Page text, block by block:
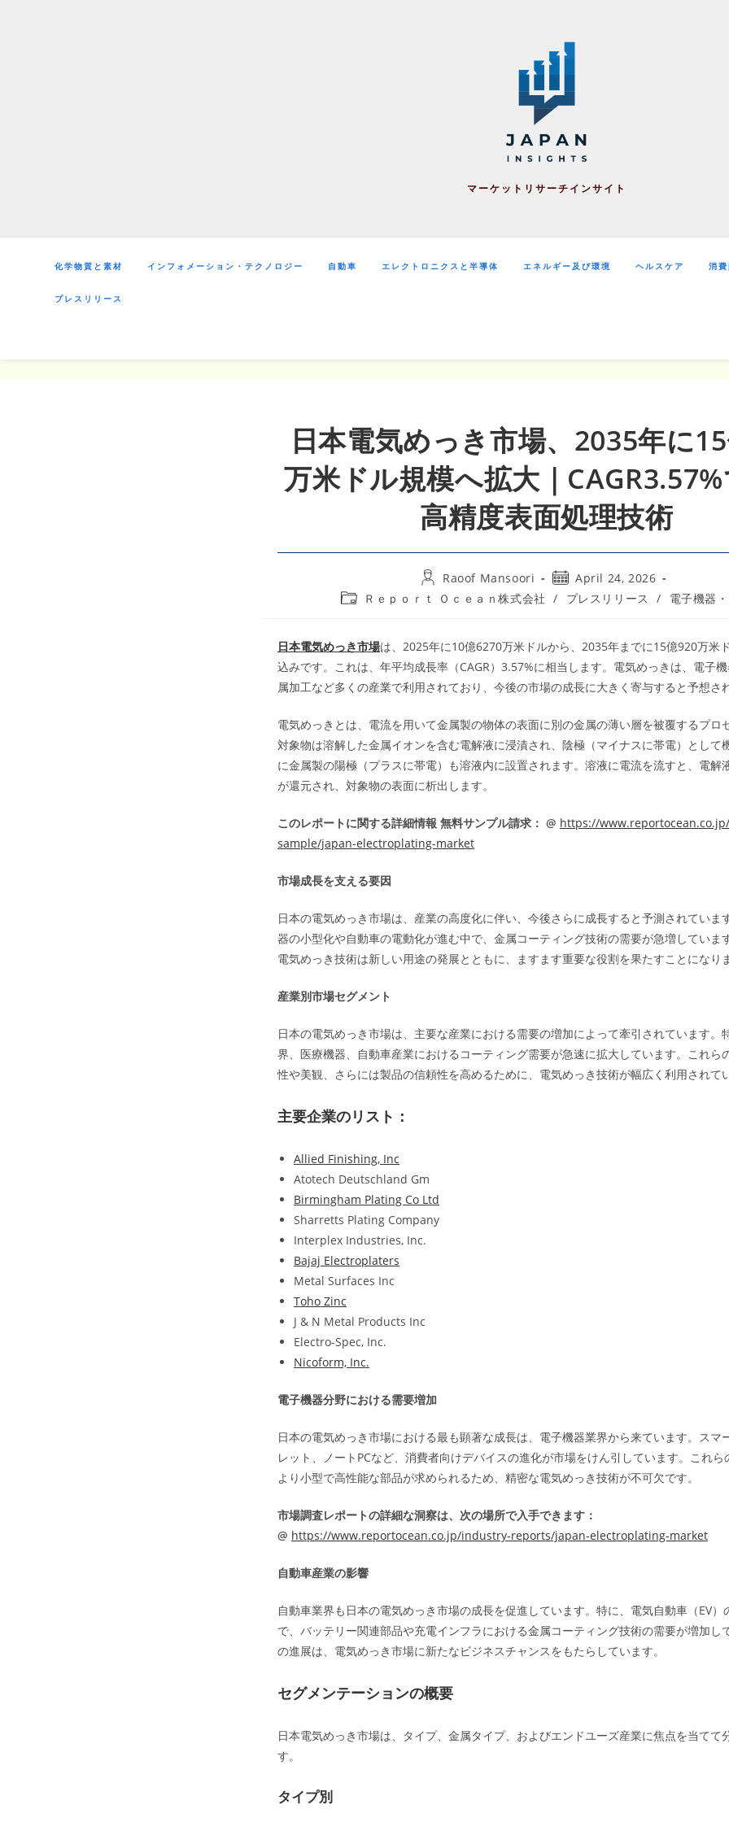
マーケットリサーチインサイト
化学物質と素材 インフォメーション・テクノロジー 自動車 エレクトロニクスと半導体 エネルギー及び環境 ヘルスケア 消費
プレスリリース
日本電気めっき市場、2035年に
万米ドル規模へ拡大｜
高精度表面処理技術
Post
author:
Raoof Mansoori
Post
published:
April 24, 2026
Post Ｒｅｐｏｒｔ Ｏｃｅａｎ株式会社 / プレスリリース / 電子機器
日本電気めっき市場は、2025年に10億6270万米ドルから、2035年までに15億920万米
込みです。これは、年平均成長率（CAGR）3.57%に相当します。電気めっきは、電子
属加工など多くの産業で利用されており、今後の市場の成長に大きく寄与すると予想さ
電気めっきとは、電流を用いて金属製の物体の表面に別の金属の薄い層を被覆するプロ
対象物は溶解した金属イオンを含む電解液に浸漬され、陰極（マイナスに帯電）として
に金属製の陽極（プラスに帯電）も溶液内に設置されます。溶液に電流を流すと、電解
が還元され、対象物の表面に析出します。
このレポートに関する詳細情報 無料サンプル請求： @ https://
sample/japan-electroplating-market
市場成長を支える要因
日本の電気めっき市場は、産業の高度化に伴い、今後さらに成長すると予測されていま
器の小型化や自動車の電動化が進む中で、金属コーティング技術の需要が急増していま
電気めっき技術は新しい用途の発展とともに、ますます重要な役割を果たすことになりま
産業別市場セグメント
日本の電気めっき市場は、主要な産業における需要の増加によって牽引されています。
界、医療機器、自動車産業におけるコーティング需要が急速に拡大しています。これら
性や美観、さらには製品の信頼性を高めるために、電気めっき技術が幅広く利用されて
主要企業のリスト：
Allied Finishing, Inc
Atotech Deutschland Gm
Birmingham Plating Co Ltd
Sharretts Plating Company
Interplex Industries, Inc.
Bajaj Electroplaters
Metal Surfaces Inc
Toho Zinc
J & N Metal Products Inc
Electro-Spec, Inc.
Nicoform, Inc.
電子機器分野における需要増加
日本の電気めっき市場における最も顕著な成長は、電子機器業界から来ています。スマ
レット、ノートPCなど、消費者向けデバイスの進化が市場をけん引しています。これら
より小型で高性能な部品が求められるため、精密な電気めっき技術が不可欠です。
市場調査レポートの詳細な洞察は、次の場所で入手できます：
@ https://www.reportocean.co.jp/industry-reports/japan-electroplating-market
自動車産業の影響
自動車業界も日本の電気めっき市場の成長を促進しています。特に、電気自動車（EV）
で、バッテリー関連部品や充電インフラにおける金属コーティング技術の需要が増加し
の進展は、電気めっき市場に新たなビジネスチャンスをもたらしています。
セグメンテーションの概要
日本電気めっき市場は、タイプ、金属タイプ、およびエンドユーズ産業に焦点を当てて
す。
タイプ別